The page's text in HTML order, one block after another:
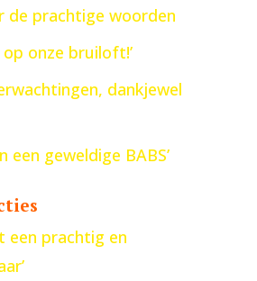
de prachtige woorden
onze bruiloft!’
dankjewel
een geweldige BABS’
een prachtig en